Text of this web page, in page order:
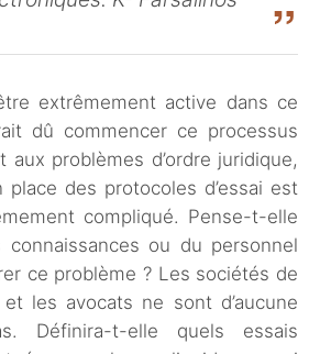
extrêmement active dans ce
dû commencer ce processus
aux problèmes d’ordre juridique,
des protocoles d’essai est
compliqué. Pense-t-elle
connaissances ou du personnel
ce problème ? Les sociétés de
les avocats ne sont d’aucune
Définira-t-elle quels essais